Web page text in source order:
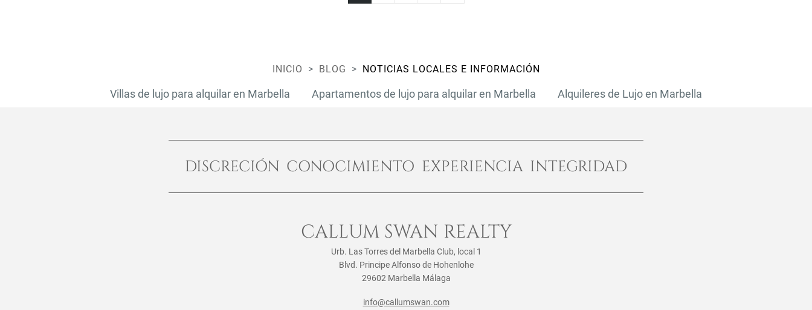
INICIO BLOG NOTICIAS LOCALES E INFORMACIÓN
Villas de lujo para alquilar en Marbella Apartamentos de lujo para alquilar en Marbella Alquileres de Lujo en Marbella
DISCRECIÓN CONOCIMIENTO EXPERIENCIA INTEGRIDAD
CALLUM SWAN REALTY
Urb. Las Torres del Marbella Club, local 1
Blvd. Principe Alfonso de Hohenlohe
29602 Marbella Málaga
info@callumswan.com